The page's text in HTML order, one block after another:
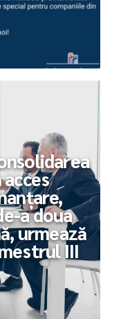
a doua
urmează
III